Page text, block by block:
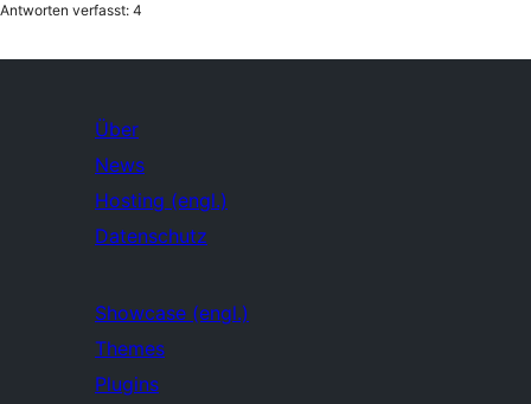
Antworten verfasst: 4
Über
News
Hosting (engl.)
Datenschutz
Showcase (engl.)
Themes
Plugins